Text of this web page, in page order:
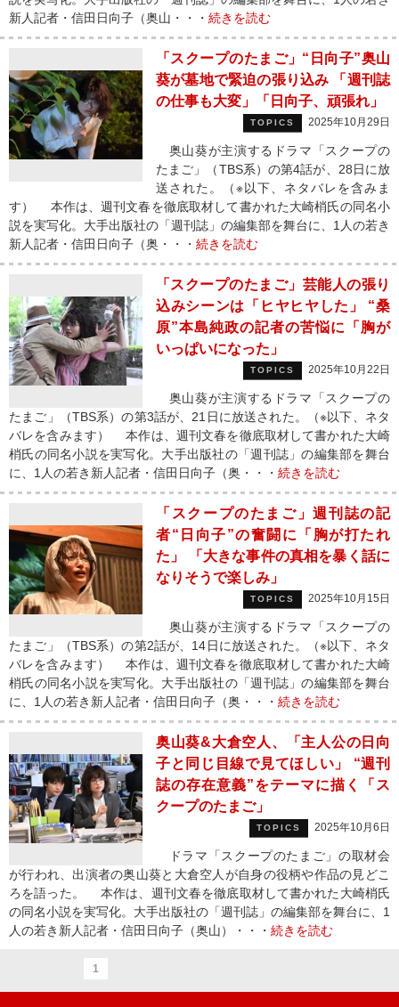
新人記者・信田日向子（奥山・・・ 続きを読む
「スクープのたまご」“日向子”奥山
葵が墓地で緊迫の張り込み 「週刊誌
の仕事も大変」「日向子、頑張れ」
TOPICS 2025年10月29日
奥山葵が主演するドラマ「スクープの
たまご」（TBS系）の第4話が、28日に放
送された。（※以下、ネタバレを含みま
す） 本作は、週刊文春を徹底取材して書かれた大崎梢氏の同名小
説を実写化。大手出版社の「週刊誌」の編集部を舞台に、1人の若き
新人記者・信田日向子（奥・・・ 続きを読む
「スクープのたまご」芸能人の張り
込みシーンは「ヒヤヒヤした」 “桑
原”本島純政の記者の苦悩に「胸が
いっぱいになった」
TOPICS 2025年10月22日
奥山葵が主演するドラマ「スクープの
たまご」（TBS系）の第3話が、21日に放送された。（※以下、ネタ
バレを含みます） 本作は、週刊文春を徹底取材して書かれた大崎
梢氏の同名小説を実写化。大手出版社の「週刊誌」の編集部を舞台
に、1人の若き新人記者・信田日向子（奥・・・ 続きを読む
「スクープのたまご」週刊誌の記
者“日向子”の奮闘に「胸が打たれ
た」 「大きな事件の真相を暴く話に
なりそうで楽しみ」
TOPICS 2025年10月15日
奥山葵が主演するドラマ「スクープの
たまご」（TBS系）の第2話が、14日に放送された。（※以下、ネタ
バレを含みます） 本作は、週刊文春を徹底取材して書かれた大崎
梢氏の同名小説を実写化。大手出版社の「週刊誌」の編集部を舞台
に、1人の若き新人記者・信田日向子（奥・・・ 続きを読む
奥山葵&大倉空人、「主人公の日向
子と同じ目線で見てほしい」 “週刊
誌の存在意義”をテーマに描く「ス
クープのたまご」
TOPICS 2025年10月6日
ドラマ「スクープのたまご」の取材会
が行われ、出演者の奥山葵と大倉空人が自身の役柄や作品の見どこ
ろを語った。 本作は、週刊文春を徹底取材して書かれた大崎梢氏
の同名小説を実写化。大手出版社の「週刊誌」の編集部を舞台に、1
人の若き新人記者・信田日向子（奥山）・・・ 続きを読む
1